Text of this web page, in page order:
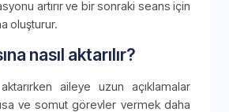
artırır ve bir sonraki seans için
oluşturur.
nasıl aktarılır?
aileye uzun açıklamalar
ve somut görevler vermek daha